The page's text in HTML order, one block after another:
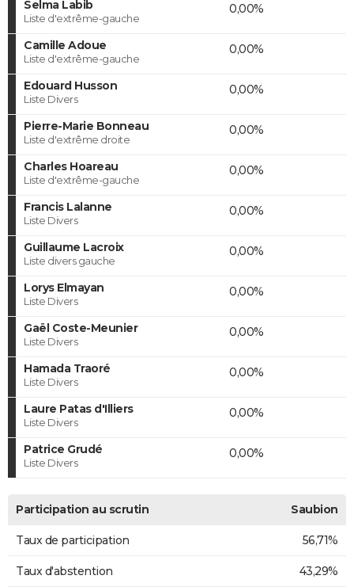
Selma Labib
Liste d'extrême-gauche
0,00%
Camille Adoue
Liste d'extrême-gauche
0,00%
Edouard Husson
Liste Divers
0,00%
Pierre-Marie Bonneau
Liste d'extrême droite
0,00%
Charles Hoareau
Liste d'extrême-gauche
0,00%
Francis Lalanne
Liste Divers
0,00%
Guillaume Lacroix
Liste divers gauche
0,00%
Lorys Elmayan
Liste Divers
0,00%
Gaël Coste-Meunier
Liste Divers
0,00%
Hamada Traoré
Liste Divers
0,00%
Laure Patas d'Illiers
Liste Divers
0,00%
Patrice Grudé
Liste Divers
0,00%
Participation au scrutin Saubion
Taux de participation 56,71%
Taux d'abstention 43,29%